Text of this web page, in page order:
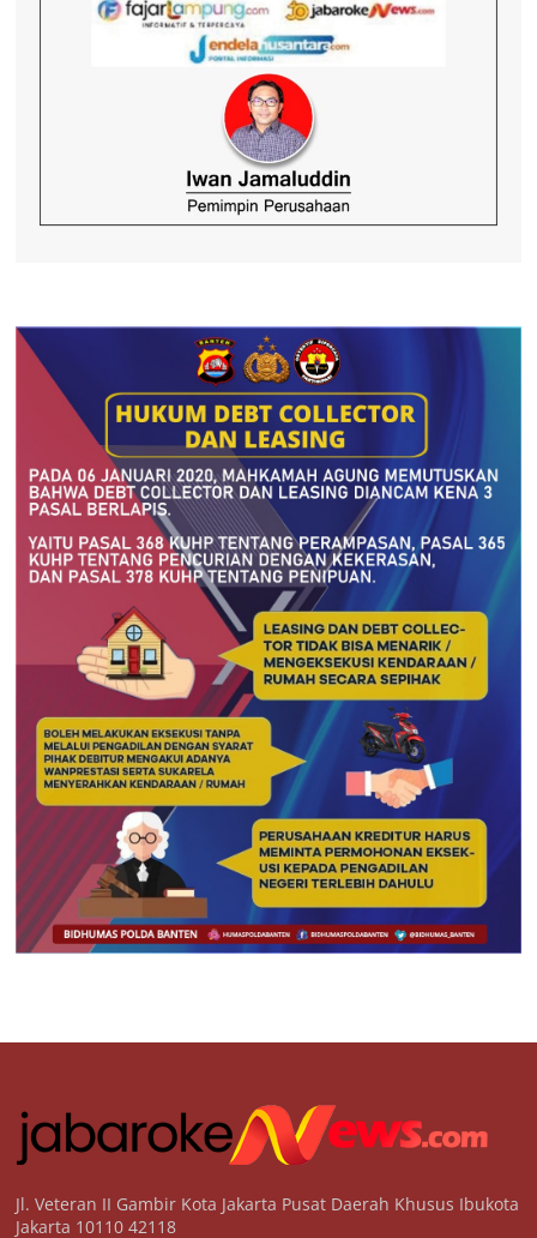
Jl. Veteran II Gambir Kota Jakarta Pusat Daerah Khusus Ibukota
Jakarta 10110 42118